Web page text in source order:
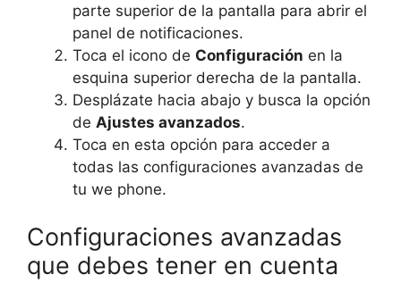
parte superior de la pantalla para abrir el
panel de notificaciones.
Toca el icono de Configuración en la
esquina superior derecha de la pantalla.
Desplázate hacia abajo y busca la opción
de Ajustes avanzados.
Toca en esta opción para acceder a
todas las configuraciones avanzadas de
tu we phone.
Configuraciones avanzadas
que debes tener en cuenta